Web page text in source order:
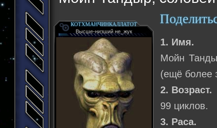
КОТХМАНЧИНКАЛЛАТОТ
Высше-низший не_жук
1. Имя.
Мойн
(ещё более
2. Возраст.
99 циклов.
3. Раса.